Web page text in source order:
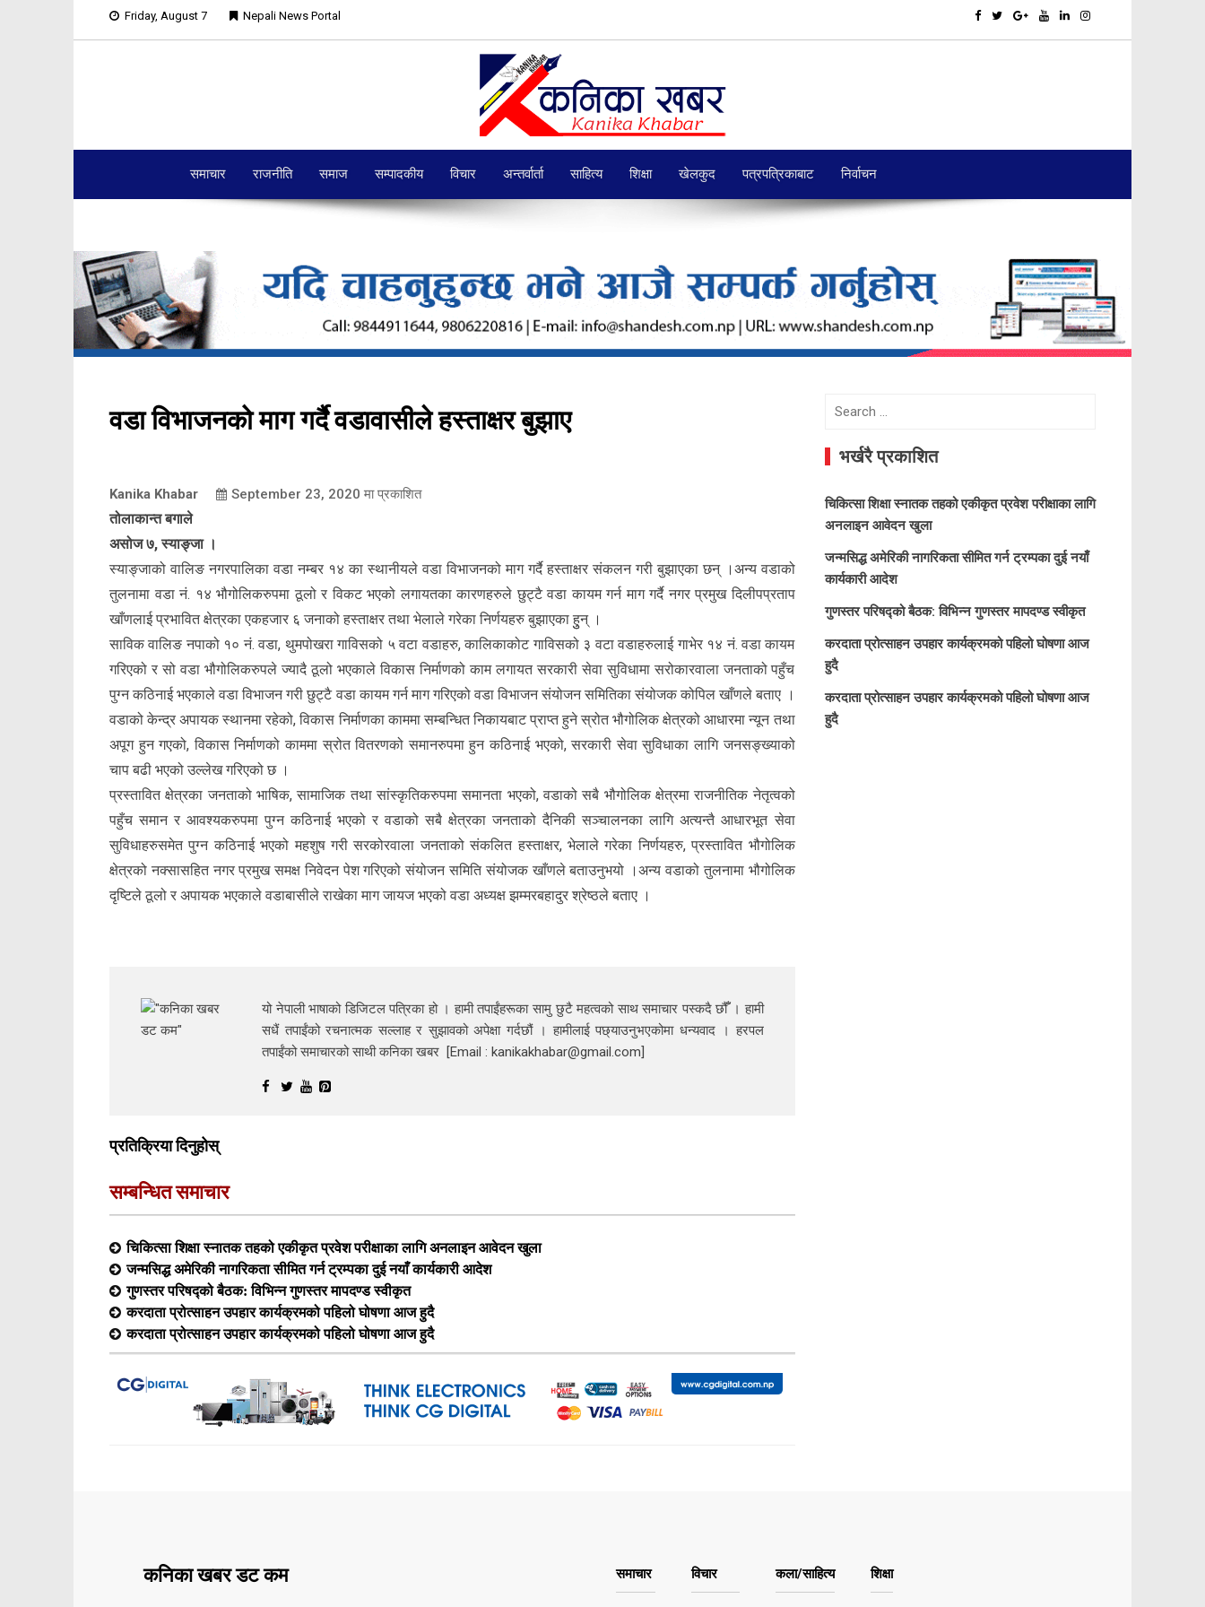
Friday, August 7 Nepali News Portal
समाचार राजनीति समाज सम्पादकीय विचार अन्तर्वार्ता साहित्य शिक्षा खेलकुद पत्रपत्रिकाबाट निर्वाचन
वडा विभाजनको माग गर्दै वडावासीले हस्ताक्षर बुझाए
Kanika Khabar September 23, 2020 मा प्रकाशित
तोलाकान्त बगाले
असोज ७, स्याङ्जा ।
स्याङ्जाको वालिङ नगरपालिका वडा नम्बर १४ का स्थानीयले वडा विभाजनको माग गर्दै हस्ताक्षर संकलन गरी बुझाएका छन् ।अन्य वडाको
तुलनामा वडा नं. १४ भौगोलिकरुपमा ठूलो र विकट भएको लगायतका कारणहरुले छुट्टै वडा कायम गर्न माग गर्दै नगर प्रमुख दिलीपप्रताप
खाँणलाई प्रभावित क्षेत्रका एकहजार ६ जनाको हस्ताक्षर तथा भेलाले गरेका निर्णयहरु बुझाएका हुुन् ।
साविक वालिङ नपाको १० नं. वडा, थुमपोखरा गाविसको ५ वटा वडाहरु, कालिकाकोट गाविसको ३ वटा वडाहरुलाई गाभेर १४ नं. वडा कायम
गरिएको र सो वडा भौगोलिकरुपले ज्यादै ठूलो भएकाले विकास निर्माणको काम लगायत सरकारी सेवा सुविधामा सरोकारवाला जनताको पहुँच
पुग्न कठिनाई भएकाले वडा विभाजन गरी छुट्टै वडा कायम गर्न माग गरिएको वडा विभाजन संयोजन समितिका संयोजक कोपिल खाँणले बताए ।
वडाको केन्द्र अपायक स्थानमा रहेको, विकास निर्माणका काममा सम्बन्धित निकायबाट प्राप्त हुने स्रोत भौगोलिक क्षेत्रको आधारमा न्यून तथा
अपूग हुन गएको, विकास निर्माणको काममा स्रोत वितरणको समानरुपमा हुन कठिनाई भएको, सरकारी सेवा सुविधाका लागि जनसङ्ख्याको
चाप बढी भएको उल्लेख गरिएको छ ।
प्रस्तावित क्षेत्रका जनताको भाषिक, सामाजिक तथा सांस्कृतिकरुपमा समानता भएको, वडाको सबै भौगोलिक क्षेत्रमा राजनीतिक नेतृत्वको
पहुँच समान र आवश्यकरुपमा पुग्न कठिनाई भएको र वडाको सबै क्षेत्रका जनताको दैनिकी सञ्चालनका लागि अत्यन्तै आधारभूत सेवा
सुविधाहरुसमेत पुग्न कठिनाई भएको महशुष गरी सरकोरवाला जनताको संकलित हस्ताक्षर, भेलाले गरेका निर्णयहरु, प्रस्तावित भौगोलिक
क्षेत्रको नक्सासहित नगर प्रमुख समक्ष निवेदन पेश गरिएको संयोजन समिति संयोजक खाँणले बताउनुभयो ।अन्य वडाको तुलनामा भौगोलिक
दृष्टिले ठूलो र अपायक भएकाले वडाबासीले राखेका माग जायज भएको वडा अध्यक्ष झम्मरबहादुर श्रेष्ठले बताए ।
यो नेपाली भाषाको डिजिटल पत्रिका हो । हामी तपाईंहरूका सामु छुटै महत्वको साथ समाचार पस्कदै छौँँ । हामी
सधैं तपाईंको रचनात्मक सल्लाह र सुझावको अपेक्षा गर्दछौं । हामीलाई पछ्याउनुभएकोमा धन्यवाद । हरपल
तपाईंको समाचारको साथी कनिका खबर [Email : kanikakhabar@gmail.com]
प्रतिक्रिया दिनुहोस्
सम्बन्धित समाचार
चिकित्सा शिक्षा स्नातक तहको एकीकृत प्रवेश परीक्षाका लागि अनलाइन आवेदन खुला
जन्मसिद्ध अमेरिकी नागरिकता सीमित गर्न ट्रम्पका दुई नयाँ कार्यकारी आदेश
गुणस्तर परिषद्को बैठक: विभिन्न गुणस्तर मापदण्ड स्वीकृत
करदाता प्रोत्साहन उपहार कार्यक्रमको पहिलो घोषणा आज हुदै
करदाता प्रोत्साहन उपहार कार्यक्रमको पहिलो घोषणा आज हुदै
Search
भर्खरै प्रकाशित
चिकित्सा शिक्षा स्नातक तहको एकीकृत प्रवेश परीक्षाका लागि
अनलाइन आवेदन खुला
जन्मसिद्ध अमेरिकी नागरिकता सीमित गर्न ट्रम्पका दुई नयाँ
कार्यकारी आदेश
गुणस्तर परिषद्को बैठक: विभिन्न गुणस्तर मापदण्ड स्वीकृत
करदाता प्रोत्साहन उपहार कार्यक्रमको पहिलो घोषणा आज
हुदै
करदाता प्रोत्साहन उपहार कार्यक्रमको पहिलो घोषणा आज
हुदै
कनिका खबर डट कम समाचार विचार कला/साहित्य शिक्षा